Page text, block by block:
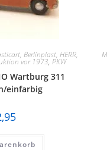
Berlinplast, HERR,
vor 1973, PKW
Wartburg 311
einfarbig